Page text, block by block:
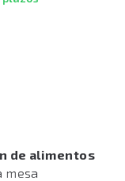
de alimentos
mesa